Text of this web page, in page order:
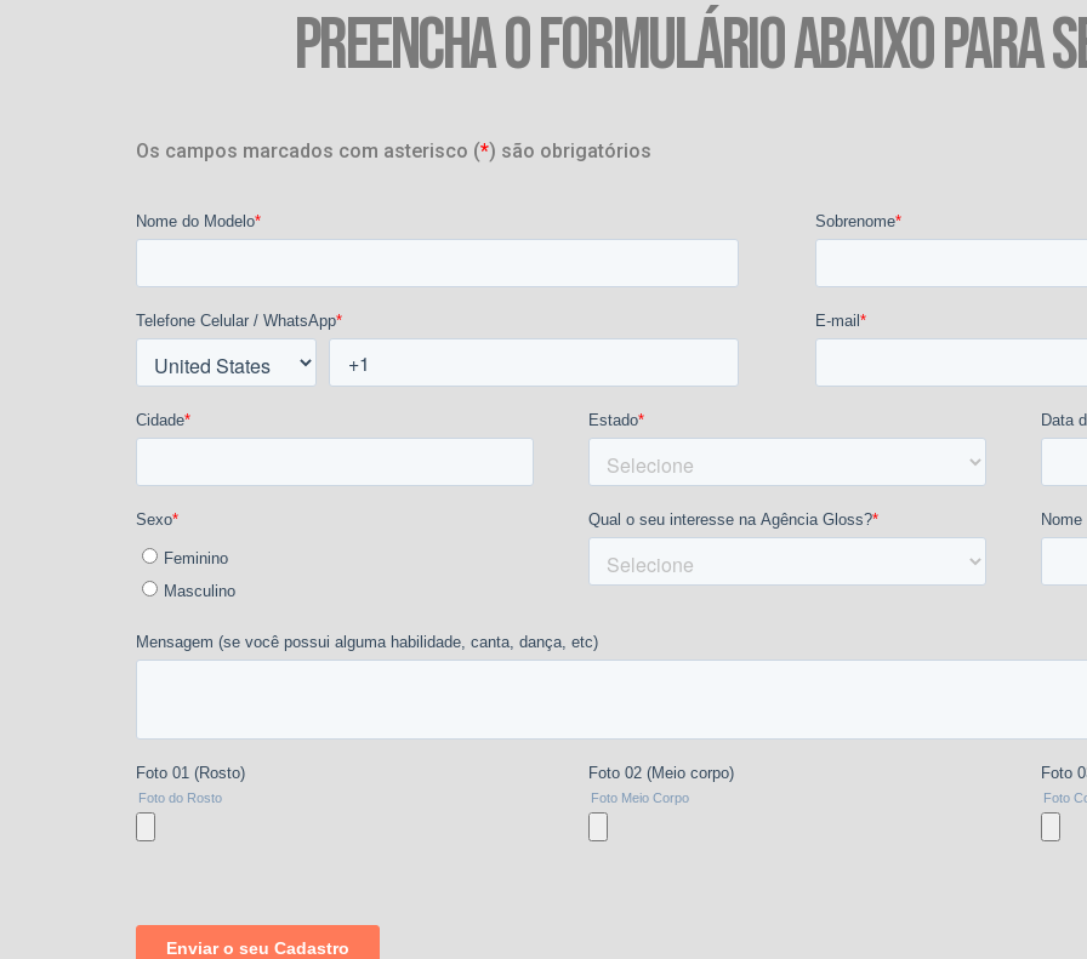
PREENCHA O FORMULÁRIO ABAIXO PARA
Os campos marcados com asterisco (*) são obrigatórios